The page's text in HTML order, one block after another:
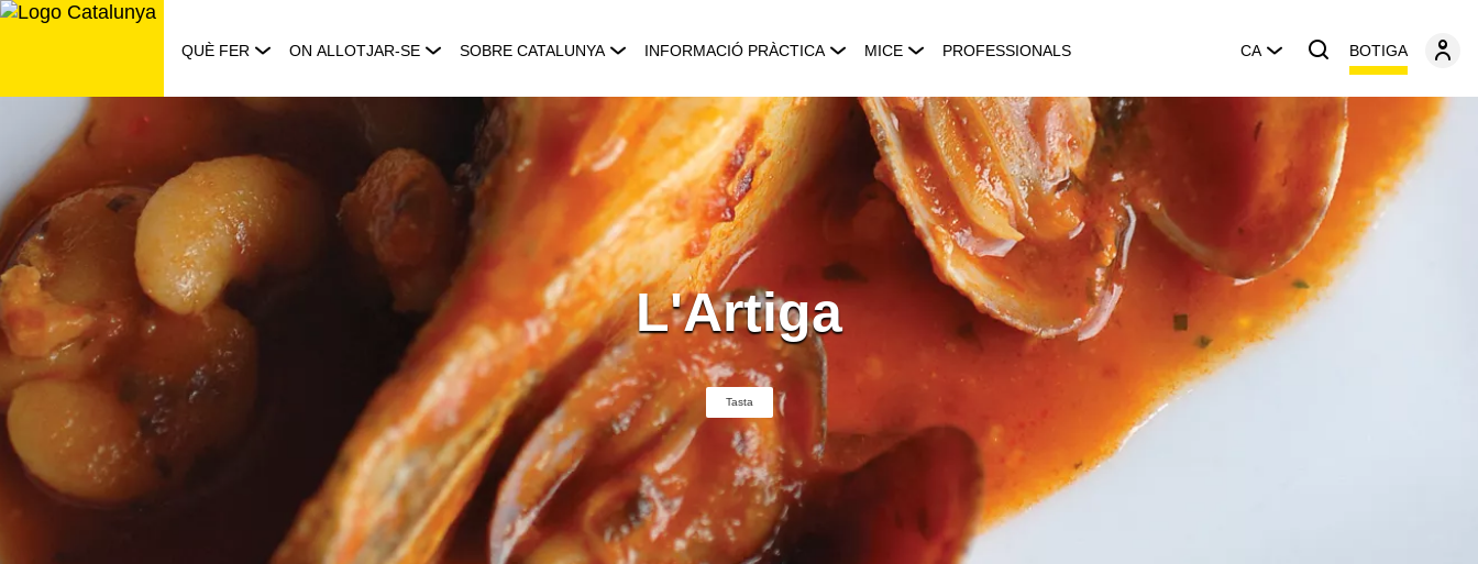
Saltar
QUÈ FER ON ALLOTJAR-SE SOBRE CATALUNYA INFORMACIÓ PRÀCTICA MICE PROFESSIONALS CA BOTIGA
L'Artiga
Tasta